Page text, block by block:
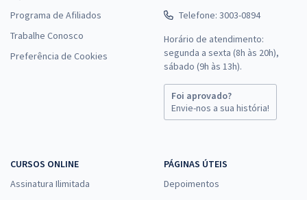
Programa de Afiliados
Trabalhe Conosco
Preferência de Cookies
Telefone: 3003-0894
Horário de atendimento:
segunda a sexta (8h às 20h),
sábado (9h às 13h).
Foi aprovado?
Envie-nos a sua história!
CURSOS ONLINE
Assinatura Ilimitada
PÁGINAS ÚTEIS
Depoimentos